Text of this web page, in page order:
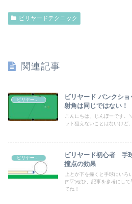
ビリヤードテクニック
関連記事
ビリヤード バンクシ
射角は同じではない！
こんにちは、じんぼーです。
ット狙えないことはないけど
ビリヤード初心者 手
撞点の効果
上とか下を撞くと手球にいろ
(*'▽')ぜひ、記事を参考にして
てね！